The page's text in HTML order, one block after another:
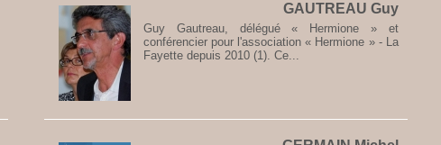
GAUTREAU Guy
Guy Gautreau, délégué « Hermione » et
conférencier pour l'association « Hermione » - La
Fayette depuis 2010 (1). Ce...